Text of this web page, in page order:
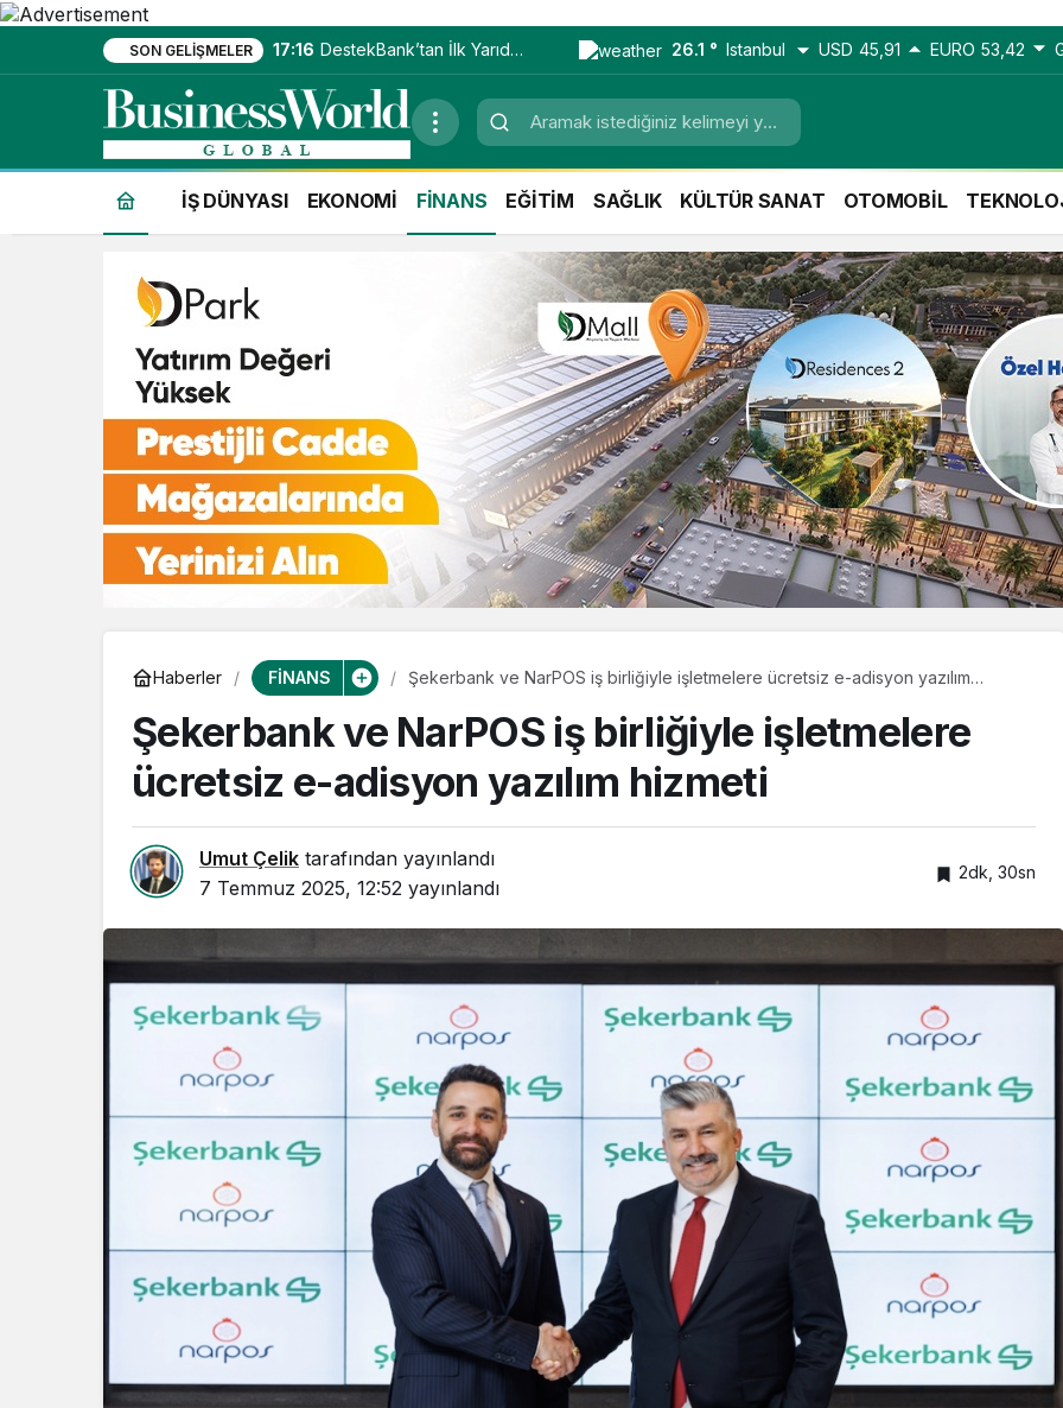
SON GELIŞMELER 17:16 DestekBank’tan İlk Yarıda
Güçlü Kâr Artışı
26.1 ° Istanbul USD 45,91 EURO 53,42
İŞ DÜNYASI EKONOMİ FİNANS EĞİTİM SAĞLIK KÜLTÜR SANAT OTOMOBİL
Haberler FİNANS
Şekerbank ve NarPOS iş birliğiyle işletmelere ücretsiz e-adisyon yazılım
Şekerbank ve NarPOS iş birliğiyle işletmelere
ücretsiz e-adisyon yazılım hizmeti
Umut Çelik tarafından yayınlandı
7 Temmuz 2025, 12:52 yayınlandı
2dk, 30sn